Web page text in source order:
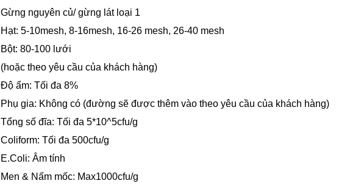
Gừng nguyên củ/ gừng lát loại 1
Hạt: 5-10mesh, 8-16mesh, 16-26 mesh, 26-40 mesh
Bột: 80-100 lưới
(hoặc theo yêu cầu của khách hàng)
Độ ẩm: Tối đa 8%
Phụ gia: Không có (đường sẽ được thêm vào theo yêu cầu của khách hàng)
Tổng số đĩa: Tối đa 5*10^5cfu/g
Coliform: Tối đa 500cfu/g
E.Coli: Âm tính
Men & Nấm mốc: Max1000cfu/g